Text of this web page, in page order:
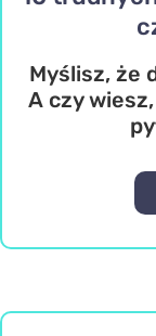
Myślisz, że
A czy